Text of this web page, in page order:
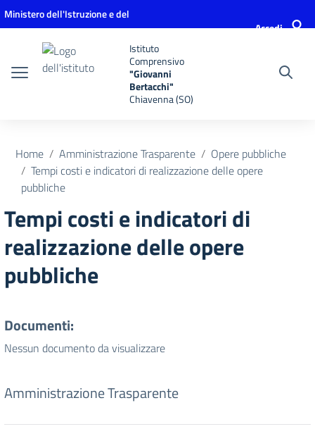
Vai ai contenuti
Vai al menu di navigazione
Vai al footer
Ministero dell'Istruzione e del
Accedi
Istituto
Comprensivo
"Giovanni
Bertacchi"
Chiavenna (SO)
Home Amministrazione Trasparente
Opere pubbliche
Tempi costi e indicatori di realizzazione delle opere
pubbliche
Tempi costi e indicatori di
realizzazione delle opere
pubbliche
Documenti:
Nessun documento da visualizzare
Amministrazione Trasparente